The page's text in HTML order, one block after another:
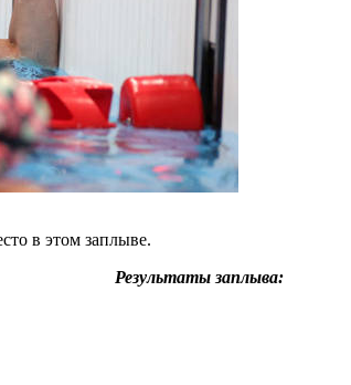
в этом заплыве.
Результаты заплыва: